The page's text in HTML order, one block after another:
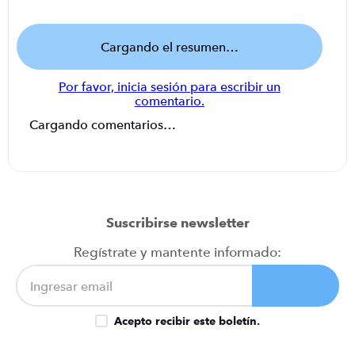
Cargando el resumen…
Por favor, inicia sesión para escribir un
comentario.
Cargando comentarios…
Suscribirse newsletter
Regístrate y mantente informado:
Acepto recibir este boletín.